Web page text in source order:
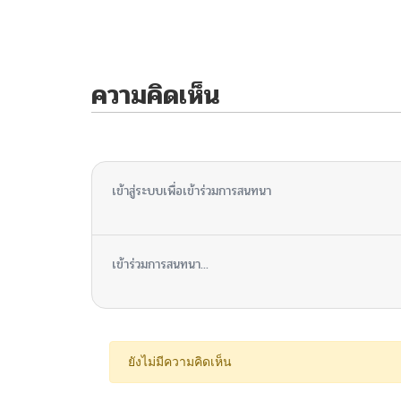
ความคิดเห็น
เข้าสู่ระบบเพื่อเข้าร่วมการสนทนา
เข้าร่วมการสนทนา...
ยังไม่มีความคิดเห็น